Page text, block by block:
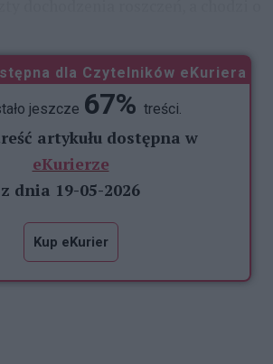
dla Czytelników eKuriera
jeszcze 67% treści.
artykułu dostępna w
eKurierze
z dnia 19-05-2026
Kup eKurier